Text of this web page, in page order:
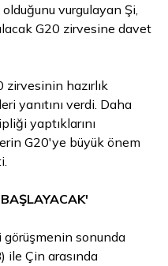
vurgulayan Şi,
G20 zirvesine davet
hazırlık
yanıtını verdi. Daha
yaptıklarını
G20'ye büyük önem
görüşmenin sonunda
ile Çin arasında